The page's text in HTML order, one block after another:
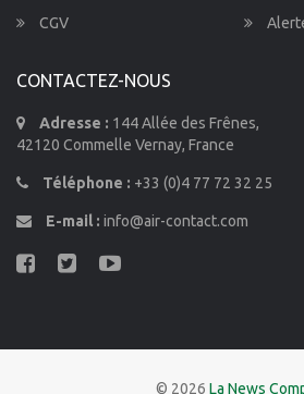
CGV
CONTACTEZ-NOUS
Adresse : 144 Allée des Frênes,
42120 Commelle Vernay, France
Téléphone : +33 (0)4 77 72 32 25
E-mail : info@air-contact.com
© 2026 La News